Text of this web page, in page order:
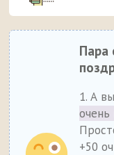
Пара
1. А
+50